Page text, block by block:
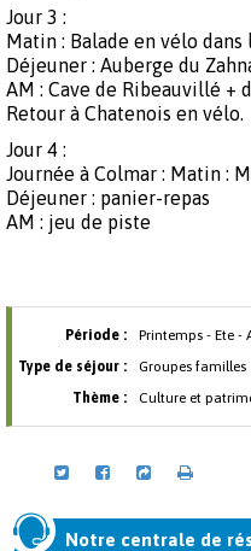
Jour 3 :
Matin : Balade en vélo dans
Déjeuner : Auberge du
AM : Cave de Ribeauvillé +
Retour à Chatenois en vélo.
Jour 4 :
Journée à Colmar : Matin :
Déjeuner : panier-repas
AM : jeu de piste
Période :
Printemps - Ete -
Type de séjour :
Groupes familles
Thème :
Culture et
Notre centrale de